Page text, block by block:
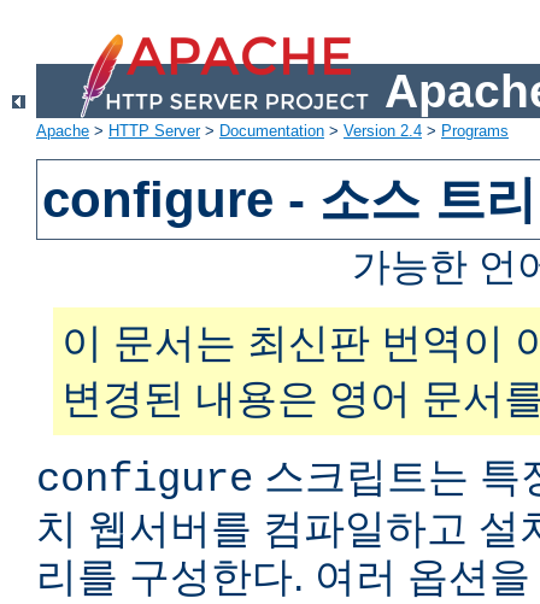
Apache > HTTP Server> Documentation > Version 2.4 > Programs
configure - 소스 트
가능한 언
이 문서는 최신판 번역이
변경된 내용은 영어 문서
configure 스크립트는 특
치 웹서버를 컴파일하고 설
리를 구성한다. 여러 옵션